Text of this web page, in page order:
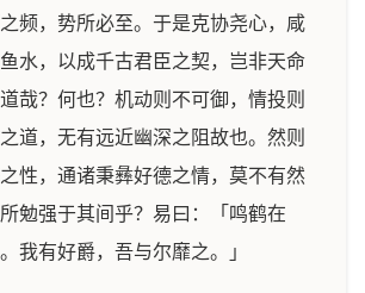
频，势所必至。于是克协尧心，咸
水，以成千古君臣之契，岂非天命
哉？何也？机动则不可御，情投则
道，无有远近幽深之阻故也。然则
性，通诸秉彝好德之情，莫不有然
勉强于其间乎？易曰：「鸣鹤在
我有好爵，吾与尔靡之。」